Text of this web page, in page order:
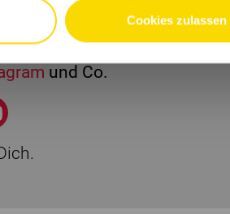
Cookies zulassen
Up-to-Date.
und Co.